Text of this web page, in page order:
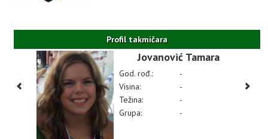
Profil takmičara
Jovanović Tamara
God. rođ.:
-
Visina:
-
Težina:
-
Grupa:
-